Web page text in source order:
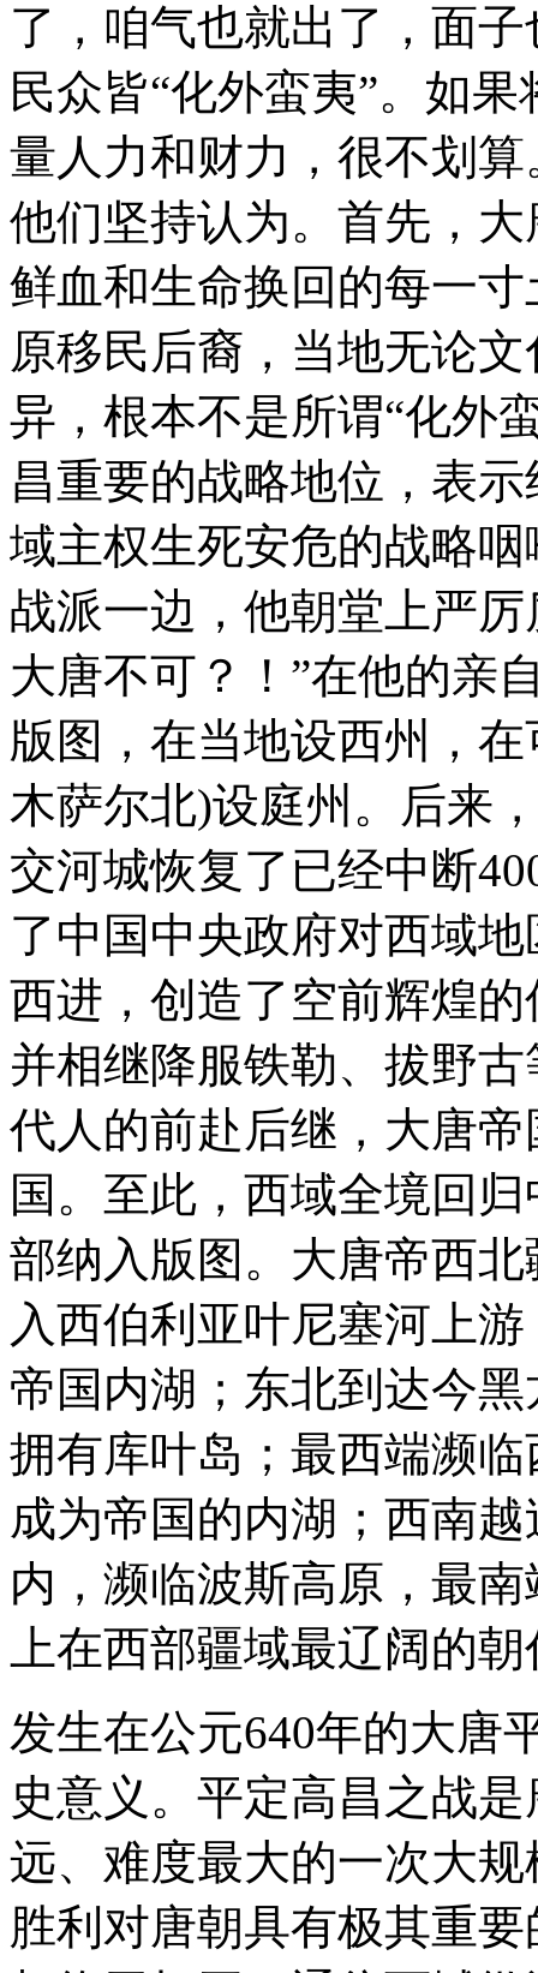
了，咱气也就出了，面
民众皆“化外蛮夷”。如
量人力和财力，很不划
他们坚持认为。首先，
鲜血和生命换回的每一
原移民后裔，当地无论
异，根本不是所谓“化外
昌重要的战略地位，表
域主权生死安危的战略
战派一边，他朝堂上严
大唐不可？！”在他的亲
版图，在当地设西州，
木萨尔北)设庭州。后来
交河城恢复了已经中断
了中国中央政府对西域
西进，创造了空前辉煌
并相继降服铁勒、拔野
代人的前赴后继，大唐
国。至此，西域全境回
部纳入版图。大唐帝西
入西伯利亚叶尼塞河上
帝国内湖；东北到达今
拥有库叶岛；最西端濒
成为帝国的内湖；西南
内，濒临波斯高原，最
上在西部疆域最辽阔的
发生在公元640年的大唐
史意义。平定高昌之战
远、难度最大的一次大
胜利对唐朝具有极其重